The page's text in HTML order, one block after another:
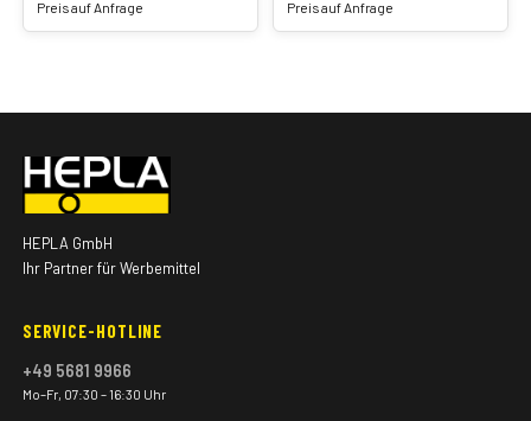
Preis auf Anfrage Preis auf Anfrage
HEPLA GmbH
Ihr Partner für Werbemittel
SERVICE-HOTLINE
+49 5681 9966
Mo–Fr, 07:30 – 16:30 Uhr